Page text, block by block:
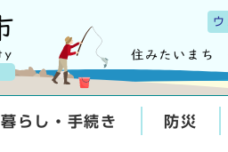
暮らし・手続き 防災